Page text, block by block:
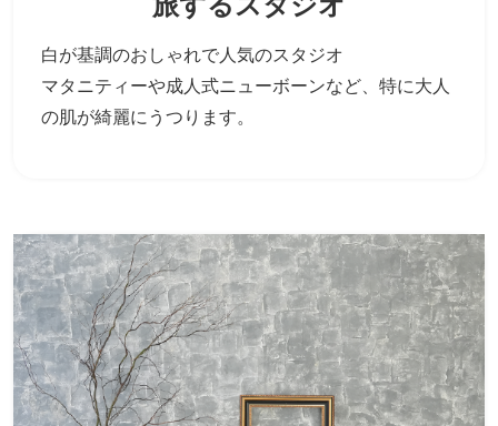
白が基調のおしゃれで人気のスタジオ
マタニティーや成人式ニューボーンなど、 特に大人
の肌が綺麗にうつります。